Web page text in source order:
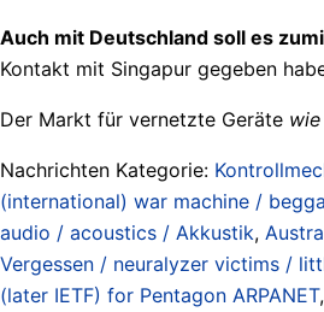
Auch mit Deutschland soll es
Kontakt mit Singapur gegeben
Der Markt für vernetzte Geräte
Nachrichten Kategorie:
(international) war machine /
audio / acoustics / Akkustik,
Vergessen / neuralyzer victims /
(later IETF) for Pentagon ARPANET,